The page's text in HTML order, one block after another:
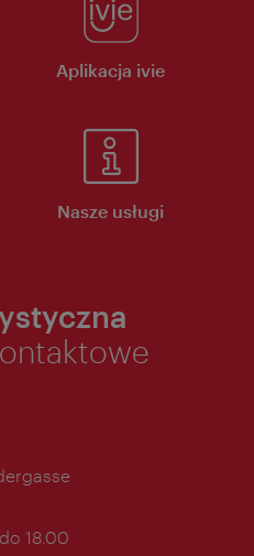
Aplikacja ivie
Nasze usługi
18.00